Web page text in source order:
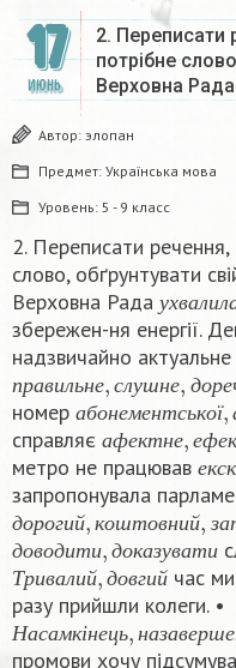
17
ИЮНЬ
2.
потрібне
Верховна
Автор: элопан
Предмет: Українська мова
Уровень: 5 - 9 класс
2. Переписати
слово, обґрунтувати
Верховна Рада
ухв ал ил
ух ва лил
збережен-ня енергії.
надзвичайно
п р а в ил ьн е сл у шне д о р е
правильне,сл ушне,доре
номер
а б о н еме н т с ьк о ї
абонементс ької,
справляє
а ф е кт н е ефе
афектне,ефек
метро не працював
е кс к
екс
запропонувала
д о р о г и й к о шт овн и й з а
дорогий,коштовний,за
д о в о д и т и д оказ уват и
доводити,доказува ти
Т р и в ал и й д овг и й
Тривалий,довгийчас
разу прийшли колеги. •
Н а с амк і н е ц ь назавер ше
Наса мкінець,назавер ш
промови хочу